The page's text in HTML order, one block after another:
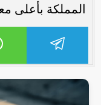
المملكة بأعلى